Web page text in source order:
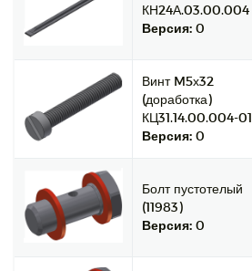
КН24А.03.00.004
Версия: 0
Винт M5х32
(доработка)
КЦ31.14.00.004-01
Версия: 0
Болт пустотелый
(11983)
Версия: 0